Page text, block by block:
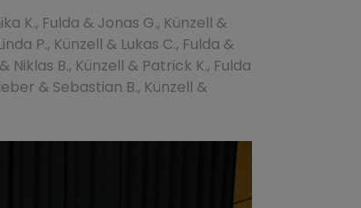
K., Fulda & Jonas G., Künzell &
P., Künzell & Lukas C., Fulda &
B., Künzell & Patrick K., Fulda
& Sebastian B., Künzell &